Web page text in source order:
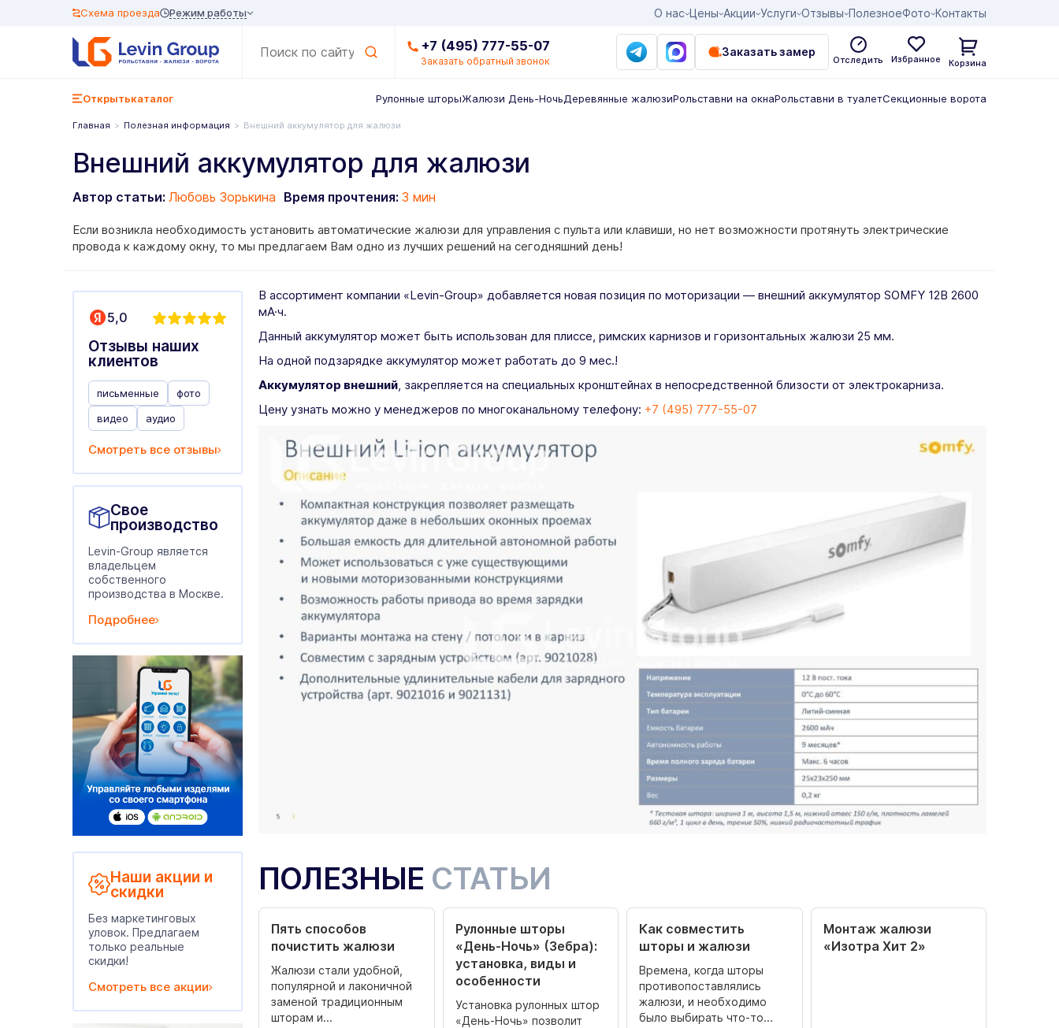
О нас Цены Акции Услуги Отзывы ПолезноеФото Контакты
Схема проезда Режим работы
+7 (495) 777-55-07
Заказать обратный звонок
Заказать замер
Отследить Избранное Корзина
Открытькаталог Рулонные шторыЖалюзи День-НочьДеревянные жалюзиРольставни на окнаРольставни в туалетСекционные ворота
Главная Полезная информация Внешний аккумулятор для жалюзи
Внешний аккумулятор для жалюзи
Автор статьи: Любовь Зорькина Время прочтения: 3 мин
Если возникла необходимость установить автоматические жалюзи для управления с пульта или клавиши, но нет возможности протянуть электрические
провода к каждому окну, то мы предлагаем Вам одно из лучших решений на сегодняшний день!
5,0
Отзывы наших
клиентов
письменные
фото
видео
аудио
Смотреть все отзывы
Свое
производство
Levin-Group является
владельцем
собственного
производства в Москве.
Подробнее
Наши акции и
скидки
Без маркетинговых
уловок. Предлагаем
только реальные
скидки!
Смотреть все акции
В ассортимент компании «Levin-Group» добавляется новая позиция по моторизации — внешний аккумулятор SOMFY 12В 2600
мА·ч.
Данный аккумулятор может быть использован для плиссе, римских карнизов и горизонтальных жалюзи 25 мм.
На одной подзарядке аккумулятор может работать до 9 мес.!
Аккумулятор внешний, закрепляется на специальных кронштейнах в непосредственной близости от электрокарниза.
Цену узнать можно у менеджеров по многоканальному телефону: +7 (495) 777-55-07
ПОЛЕЗНЫЕ СТАТЬИ
Пять способов
почистить жалюзи
Жалюзи стали удобной,
популярной и лаконичной
заменой традиционным
шторам и...
Рулонные шторы
«День-Ночь» (Зебра):
установка, виды и
особенности
Установка рулонных штор
«День-Ночь» позволит
Как совместить
шторы и жалюзи
Времена, когда шторы
противопоставлялись
жалюзи, и необходимо
было выбирать что-то...
Монтаж жалюзи
«Изотра Хит 2»